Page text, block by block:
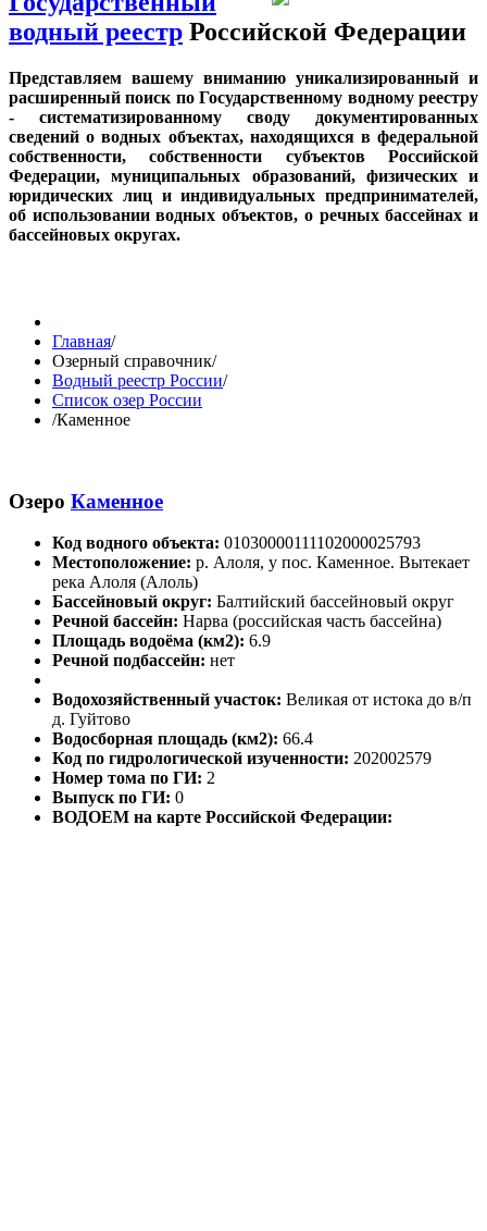
водный реестр Российской Федерации
Представляем вашему вниманию уникализированный и
расширенный поиск по Государственному водному реестру
- систематизированному своду документированных
сведений о водных объектах, находящихся в федеральной
собственности, собственности субъектов Российской
Федерации, муниципальных образований, физических и
юридических лиц и индивидуальных предпринимателей,
об использовании водных объектов, о речных бассейнах и
бассейновых округах.
Главная/
Озерный справочник/
Водный реестр России/
Список озер России
/Каменное
Озеро Каменное
Код водного объекта: 01030000111102000025793
Местоположение: р. Алоля, у пос. Каменное. Вытекает
река Алоля (Алоль)
Бассейновый округ: Балтийский бассейновый округ
Речной бассейн: Нарва (российская часть бассейна)
Площадь водоёма (км2): 6.9
Речной подбассейн: нет
Водохозяйственный участок: Великая от истока до в/п
д. Гуйтово
Водосборная площадь (км2): 66.4
Код по гидрологической изученности: 202002579
Номер тома по ГИ: 2
Выпуск по ГИ: 0
ВОДОЕМ на карте Российской Федерации: